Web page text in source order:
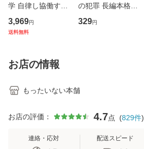
学 自律し協働する
専門職の看護マネ
ジメントスキル 改
恵 藤本幸三 / 南江
堂 [単行
3,969円
送料無料
の犯罪 長編本格推
理小説 (光文社文
庫) / 島田荘司 / 光
329円
お店の情報
もったいない本舗
お店の評価： 4.7点 (829件)
連絡・応対 配送スピード